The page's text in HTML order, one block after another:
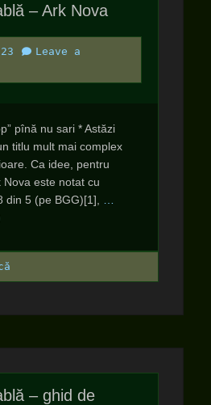
– Ark Nova
Leave a
pînă nu sari * Astăzi
titlu mult mai complex
Ca idee, pentru
Nova este notat cu
din 5 (pe BGG)[1],
– ghid de